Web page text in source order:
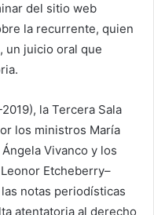
del sitio web
la recurrente, quien
un juicio oral que
la Tercera Sala
los ministros María
Vivanco y los
Etcheberry–
notas periodísticas
atentatoria al derecho